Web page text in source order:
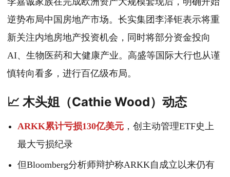
逆势布局中国房地产市场。长实集团李泽钜表示将重
新关注内地房地产投资机会，同时将部分资金投向
AI、生物医药和大健康产业。高盛等国际大行也从谨
慎转向看多，进行百亿级布局。
📈 木头姐（Cathie Wood）动态
ARKK累计亏损130亿美元 ，创主动管理ETF史上
最大亏损纪录
但Bloomberg分析师辩护称ARKK自成立以来仍有